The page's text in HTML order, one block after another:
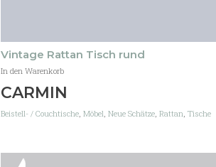
Vintage Rattan Tisch rund
In den Warenkorb
CARMIN
Beistell- / Couchtische, Möbel Neue Schätze, Rattan Tische